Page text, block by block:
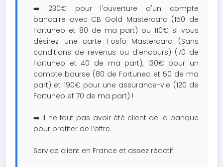
➡️ 230€ pour l'ouverture d'un compte
bancaire avec CB Gold Mastercard (150 de
Fortuneo et 80 de ma part) ou 110€ si vous
désirez une carte Fosfo Mastercard (Sans
conditions de revenus ou d'encours) (70 de
Fortuneo et 40 de ma part), 130€ pour un
compte bourse (80 de Fortuneo et 50 de ma
part) et 190€ pour une assurance-vie (120 de
Fortuneo et 70 de ma part) !
➡️ Il ne faut pas avoir été client de la banque
pour profiter de l’offre.
Service client en France et assez réactif.